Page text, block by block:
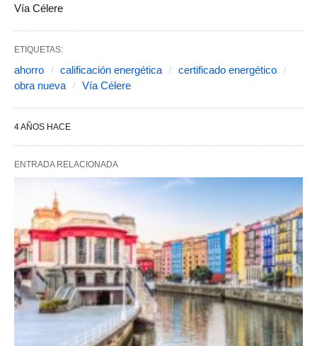
Vía Célere
ETIQUETAS:
ahorro calificación energética
certificado energético
obra nueva
Vía Célere
4 AÑOS HACE
ENTRADA RELACIONADA